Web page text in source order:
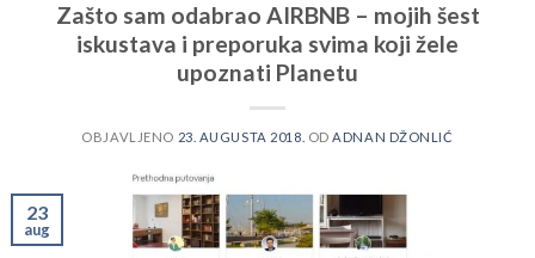
Zašto sam odabrao AIRBNB – mojih šest
iskustava i preporuka svima koji žele
upoznati Planetu
OBJAVLJENO 23. AUGUSTA 2018. ODADNAN DŽONLIĆ
23
aug